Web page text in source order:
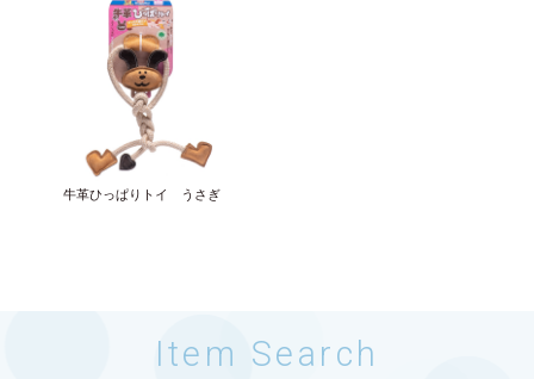
牛革ひっぱりトイ うさぎ
Item Search